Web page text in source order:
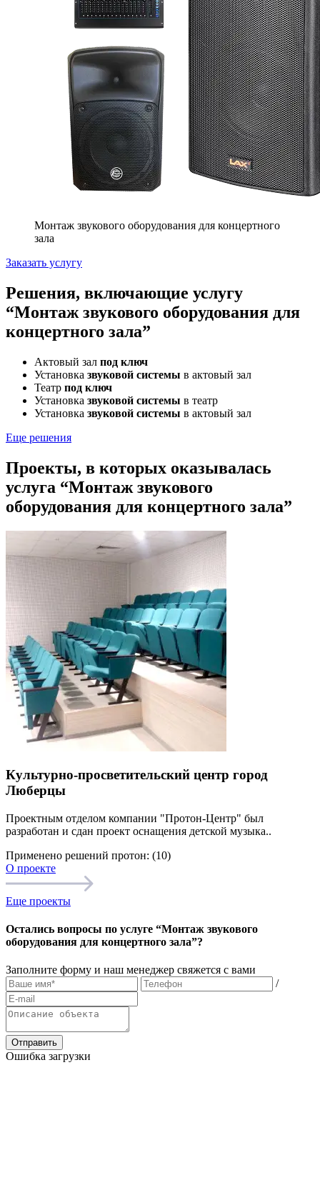
Монтаж звукового оборудования для концертного
зала
Заказать услугу
Решения, включающие услугу
“Монтаж звукового оборудования для
концертного зала”
Актовый зал под ключ
Установка звуковой системы в актовый зал
Театр под ключ
Установка звуковой системы в театр
Установка звуковой системы в актовый зал
Еще решения
Проекты, в которых оказывалась
услуга “Монтаж звукового
оборудования для концертного зала”
Культурно-просветительский центр город
Люберцы
Проектным отделом компании "Протон-Центр" был
разработан и сдан проект оснащения детской музыка..
Применено решений протон: (10)
О проекте
Еще проекты
Остались вопросы по услуге “Монтаж звукового
оборудования для концертного зала”?
Заполните форму и наш менеджер свяжется с вами
/
Отправить
Ошибка загрузки